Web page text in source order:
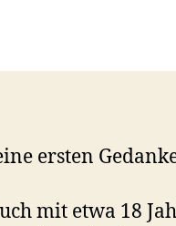
ersten
mit etwa 18